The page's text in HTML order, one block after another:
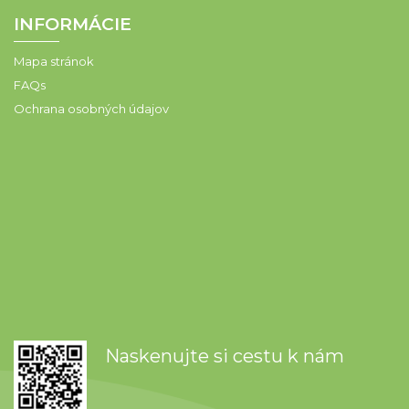
INFORMÁCIE
Mapa stránok
FAQs
Ochrana osobných údajov
Naskenujte si cestu k nám